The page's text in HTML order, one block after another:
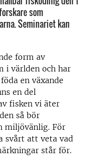
som
Seminariet kan
form av
i världen och har
en växande
en del
fisken vi äter
så bör
miljövänlig. För
svårt att veta vad
står för.